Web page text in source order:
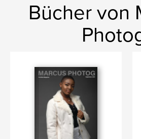
Bücher von